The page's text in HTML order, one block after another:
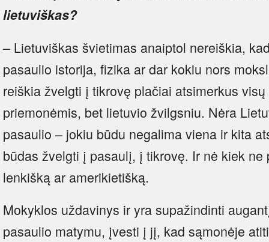
lietuviškas?
– Lietuviškas švietimas anaiptol nereiškia,
pasaulio istorija, fizika ar dar kokiu nors
reiškia žvelgti į tikrovę plačiai atsimerkus
priemonėmis, bet lietuvio žvilgsniu. Nėra
pasaulio – jokiu būdu negalima viena ir kita
būdas žvelgti į pasaulį, į tikrovę. Ir nė kiek ne
lenkišką ar amerikietišką.
Mokyklos uždavinys ir yra supažindinti
pasaulio matymu, įvesti į jį, kad sąmonėje